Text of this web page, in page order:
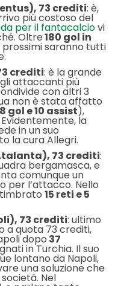
73 crediti: è,
più costoso del
per il fantacalciovi
Oltre180 gol in
prossimi saranno tutti
crediti: è la grande
attaccanti più
con altri 3
non è stata affatto
8 gol e 10 assist),
la
in un suo
la cura Allegri.
73 crediti:
bergamasca, e
comunque un
per l’attacco. Nello
15 reti e 5
73 crediti: ultimo
a quota 73 crediti,
dopo 37
in Turchia. Il suo
lontano da Napoli,
una soluzione che
Nel